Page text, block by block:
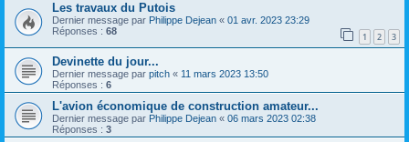
Les travaux du Putois
Dernier message par Philippe Dejean « 01 avr. 2023 23:29
Réponses : 68 1 2 3
Devinette du jour...
Dernier message par pitch « 11 mars 2023 13:50
Réponses : 6
L'avion économique de construction amateur...
Dernier message par Philippe Dejean « 06 mars 2023 02:38
Réponses : 3